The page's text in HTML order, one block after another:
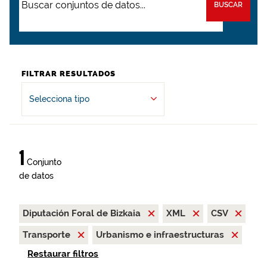
BUSCAR
FILTRAR RESULTADOS
Selecciona tipo
1 Conjunto
de datos
Diputación Foral de Bizkaia XML
CSV
Transporte
Urbanismo e infraestructuras
Restaurar filtros